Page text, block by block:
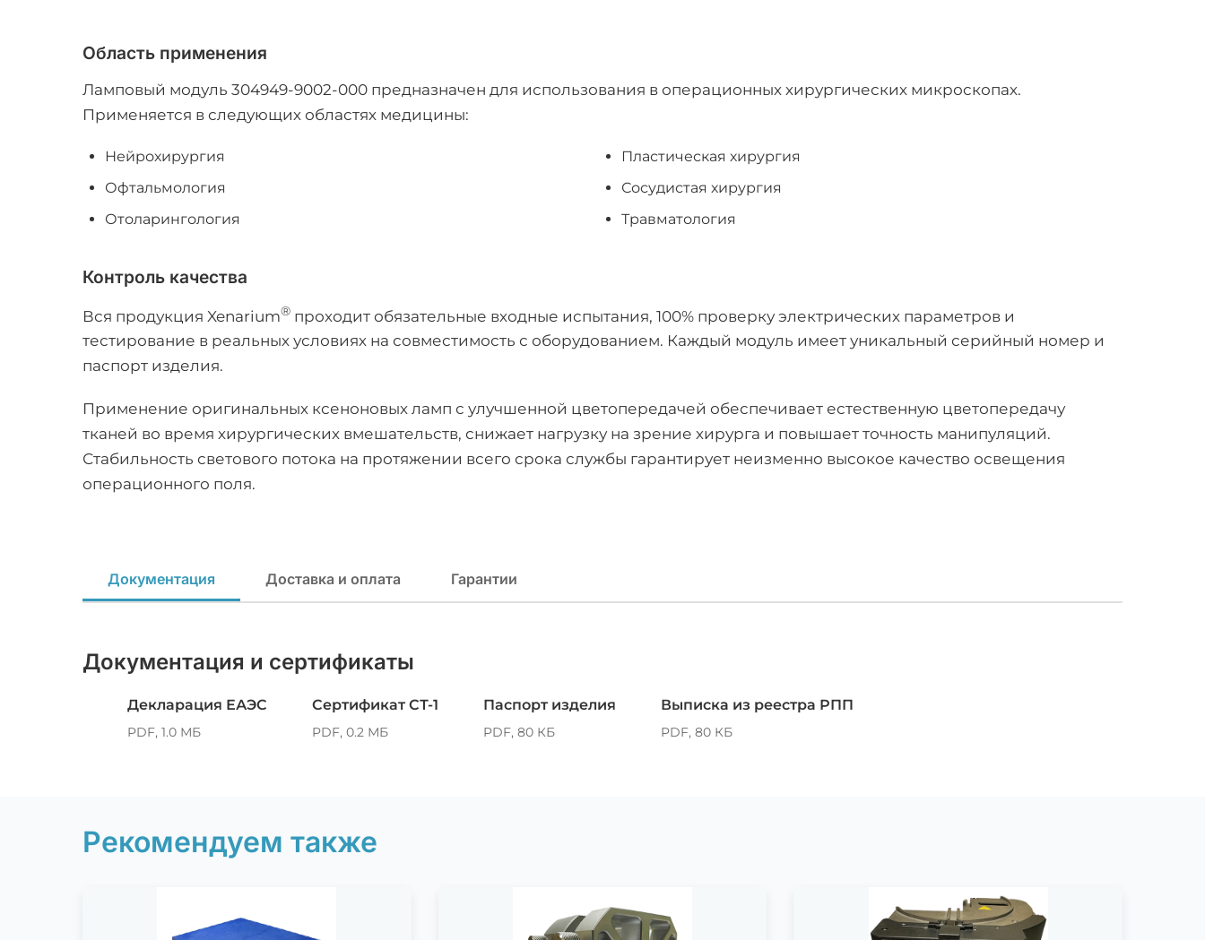
Область применения
Ламповый модуль 304949-9002-000 предназначен для использования в операционных хирургических микроскопах.
Применяется в следующих областях медицины:
Нейрохирургия
Офтальмология
Отоларингология
Пластическая хирургия
Сосудистая хирургия
Травматология
Контроль качества
Вся продукция Xenarium® проходит обязательные входные испытания, 100% проверку электрических параметров и
тестирование в реальных условиях на совместимость с оборудованием. Каждый модуль имеет уникальный серийный номер и
паспорт изделия.
Применение оригинальных ксеноновых ламп с улучшенной цветопередачей обеспечивает естественную цветопередачу
тканей во время хирургических вмешательств, снижает нагрузку на зрение хирурга и повышает точность манипуляций.
Стабильность светового потока на протяжении всего срока службы гарантирует неизменно высокое качество освещения
операционного поля.
Документация Доставка и оплата Гарантии
Документация и сертификаты
Декларация ЕАЭС
PDF, 1.0 МБ
Сертификат СТ-1
PDF, 0.2 МБ
Паспорт изделия
PDF, 80 КБ
Выписка из реестра РПП
PDF, 80 КБ
Рекомендуем также